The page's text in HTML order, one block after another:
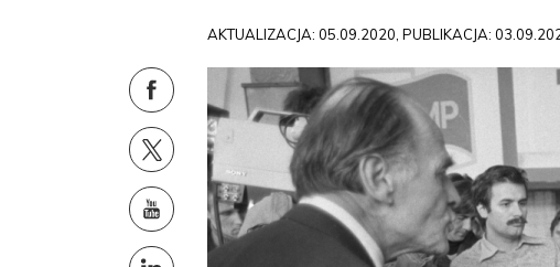
AKTUALIZACJA: 05.09.2020, PUBLIKACJA: